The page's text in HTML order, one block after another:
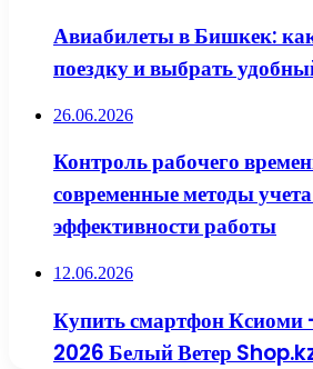
Авиабилеты в Бишкек:
поездку и выбрать
26.06.2026
Контроль рабочего
современные методы
эффективности работы
12.06.2026
Купить смартфон Ксиоми
2026 Белый Ветер